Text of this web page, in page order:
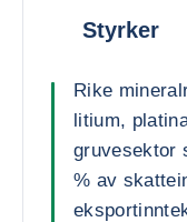
Styrker
Rike
litium,
gruvesektor
% av